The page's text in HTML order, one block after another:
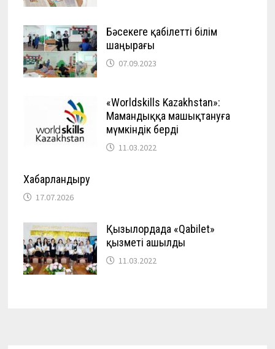
Бәсекеге қабілетті білім
шаңырағы
07.09.2023
«Worldskills Kazakhstan»:
Мамандыққа машықтануға
мүмкіндік берді
11.03.2022
Хабарландыру
17.07.2026
Қызылордада «Qabilet»
қызметі ашылды
11.03.2022